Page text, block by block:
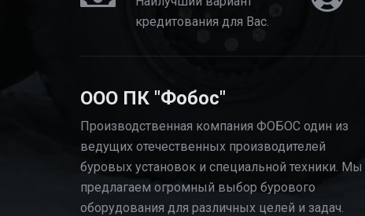
кредитования для Вас.
ООО ПК "Фобос"
Производственная компания ФОБОС один из
ведущих отечественных производителей
буровых установок и специальной техники. Мы
предлагаем огромный выбор бурового
оборудования для различных целей и задач.